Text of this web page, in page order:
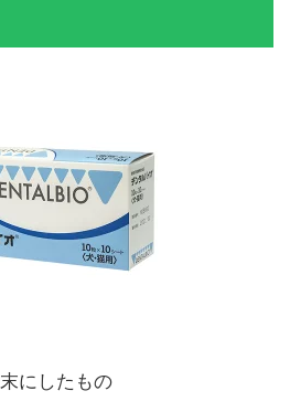
にしたもの